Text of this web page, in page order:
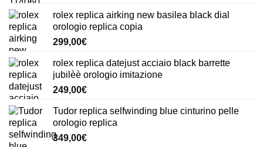
rolex replica airking new basilea black dial
orologio replica copia
299,00€
rolex replica datejust acciaio black barrette
jubilèè orologio imitazione
249,00€
Tudor replica selfwinding blue cinturino pelle
orologio replica
349,00€